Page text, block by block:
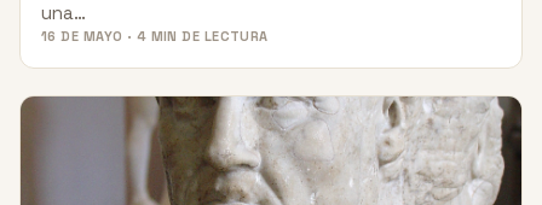
una…
16 DE MAYO · 4 MIN DE LECTURA